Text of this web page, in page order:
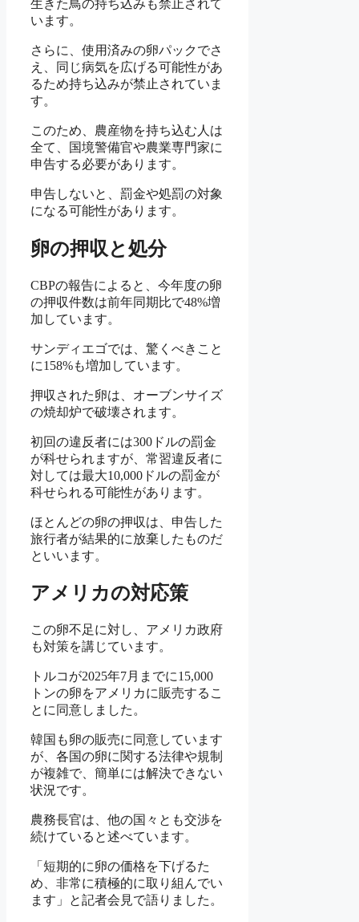
生きた鳥の持ち込みも禁止されて
います。
さらに、使用済みの卵パックでさ
え、同じ病気を広げる可能性があ
るため持ち込みが禁止されていま
す。
このため、農産物を持ち込む人は
全て、国境警備官や農業専門家に
申告する必要があります。
申告しないと、罰金や処罰の対象
になる可能性があります。
卵の押収と処分
CBPの報告によると、今年度の卵
の押収件数は前年同期比で48%増
加しています。
サンディエゴでは、驚くべきこと
に158%も増加しています。
押収された卵は、オーブンサイズ
の焼却炉で破壊されます。
初回の違反者には300ドルの罰金
が科せられますが、常習違反者に
対しては最大10,000ドルの罰金が
科せられる可能性があります。
ほとんどの卵の押収は、申告した
旅行者が結果的に放棄したものだ
といいます。
アメリカの対応策
この卵不足に対し、アメリカ政府
も対策を講じています。
トルコが2025年7月までに15,000
トンの卵をアメリカに販売するこ
とに同意しました。
韓国も卵の販売に同意しています
が、各国の卵に関する法律や規制
が複雑で、簡単には解決できない
状況です。
農務長官は、他の国々とも交渉を
続けていると述べています。
「短期的に卵の価格を下げるた
め、非常に積極的に取り組んでい
ます」と記者会見で語りました。